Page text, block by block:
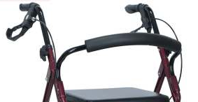
magasság
szélesség
szélesség